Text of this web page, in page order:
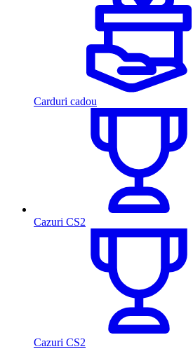
Carduri cadou
Cazuri CS2
Cazuri CS2